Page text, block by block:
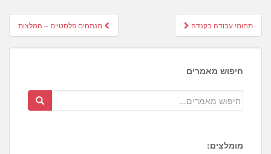
Post
navigation
מנתחים פלסטיים – המלצות תחומי עבודה בקנדה
חיפוש מאמרים
מומלצים: